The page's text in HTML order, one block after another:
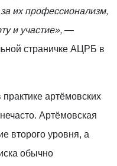
их профессионализм,
и участие», —
страничке АЦРБ в
артёмовских
Артёмовская
второго уровня, а
обычно